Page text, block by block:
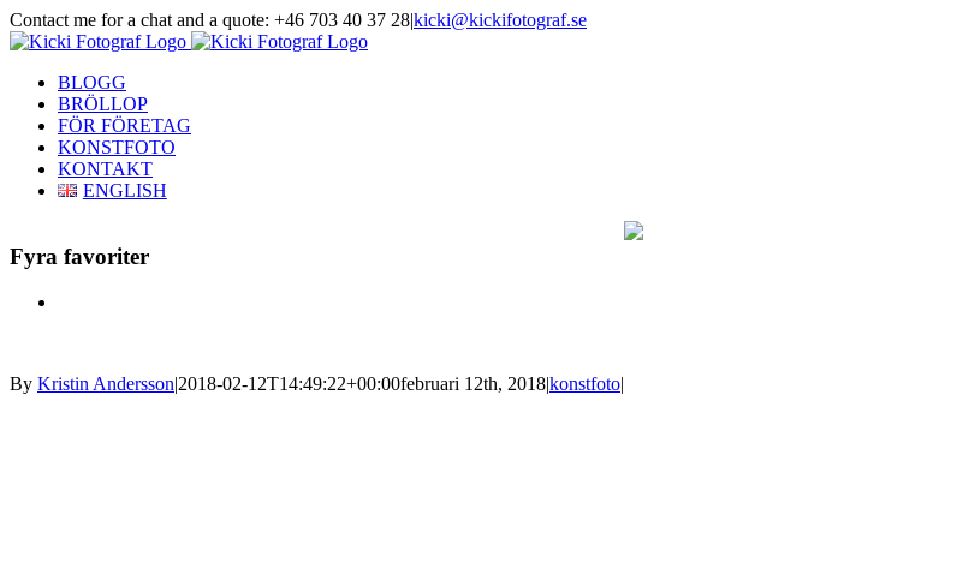
Skip
to
Contact me for a chat and a quote: +46 703 40 37 28|kicki@kickifotograf.se
Instagram
Facebook
BLOGG
BRÖLLOP
FÖR FÖRETAG
KONSTFOTO
KONTAKT
ENGLISH
Fyra favoriter
By Kristin Andersson|2018-02-12T14:49:22+00:00februari 12th, 2018|konstfoto|